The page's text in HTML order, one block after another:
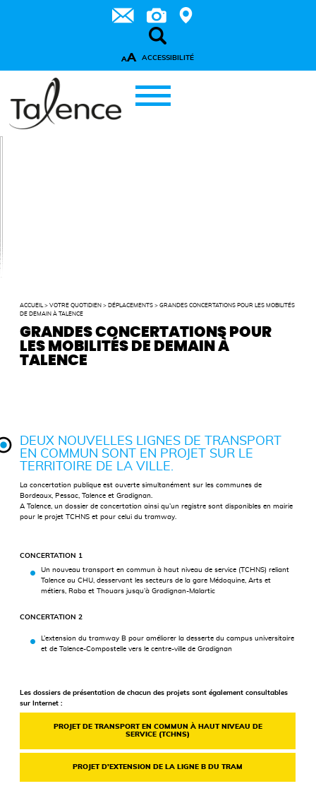
AA ACCESSIBILITÉ
ACCUEIL >VOTRE QUOTIDIEN > DÉPLACEMENTS >GRANDES CONCERTATIONS POUR LES MOBILITÉS
DE DEMAIN À TALENCE
GRANDES CONCERTATIONS POUR
LES MOBILITÉS DE DEMAIN À
TALENCE
DEUX NOUVELLES LIGNES DE TRANSPORT
EN COMMUN SONT EN PROJET SUR LE
TERRITOIRE DE LA VILLE.
La concertation publique est ouverte simultanément sur les communes de
Bordeaux, Pessac, Talence et Gradignan.
A Talence, un dossier de concertation ainsi qu’un registre sont disponibles en mairie
pour le projet TCHNS et pour celui du tramway.
CONCERTATION 1
Un nouveau transport en commun à haut niveau de service (TCHNS) reliant
Talence au CHU, desservant les secteurs de la gare Médoquine, Arts et
métiers, Raba et Thouars jusqu’à Gradignan-Malartic
CONCERTATION 2
L’extension du tramway B pour améliorer la desserte du campus universitaire
et de Talence-Compostelle vers le centre-ville de Gradignan
Les dossiers de présentation de chacun des projets sont également consultables
sur Internet :
PROJET DE TRANSPORT EN COMMUN À HAUT NIVEAU DE
SERVICE (TCHNS)
PROJET D’EXTENSION DE LA LIGNE B DU TRAM